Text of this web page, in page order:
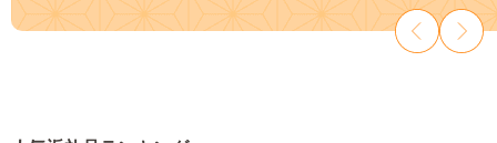
トビール飲み比べ クラフトビ
ールおつまみ クラフトビール